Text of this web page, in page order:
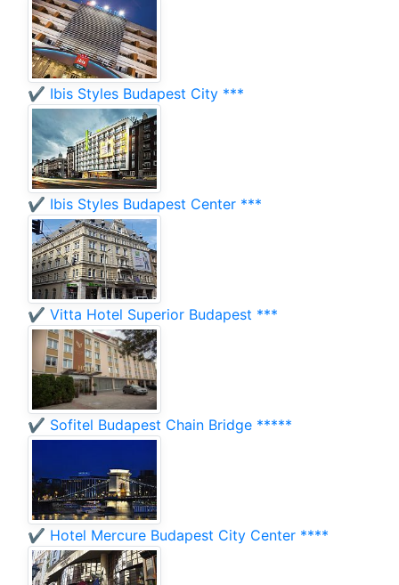
✔️ Ibis Styles Budapest City ***
✔️ Ibis Styles Budapest Center ***
✔️ Vitta Hotel Superior Budapest ***
✔️ Sofitel Budapest Chain Bridge *****
✔️ Hotel Mercure Budapest City Center ****